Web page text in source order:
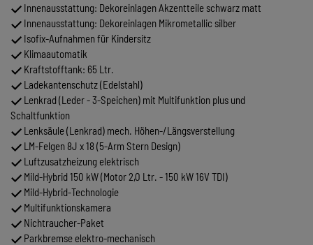
Innenausstattung: Dekoreinlagen Akzentteile schwarz matt
Innenausstattung: Dekoreinlagen Mikrometallic silber
Isofix-Aufnahmen für Kindersitz
Klimaautomatik
Kraftstofftank: 65 Ltr.
Ladekantenschutz (Edelstahl)
Lenkrad (Leder - 3-Speichen) mit Multifunktion plus und
Schaltfunktion
Lenksäule (Lenkrad) mech. Höhen-/Längsverstellung
LM-Felgen 8J x 18 (5-Arm Stern Design)
Luftzusatzheizung elektrisch
Mild-Hybrid 150 kW (Motor 2,0 Ltr. - 150 kW 16V TDI)
Mild-Hybrid-Technologie
Multifunktionskamera
Nichtraucher-Paket
Parkbremse elektro-mechanisch